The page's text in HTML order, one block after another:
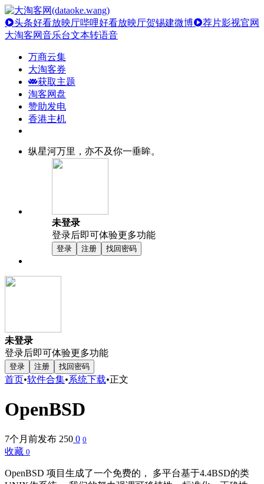
头条好看放映厅哔哩好看放映厅贺锡建微博
荐片影视官网
大淘客网音乐台文本转语音
万商云集
大淘客券
获取主题
淘客网盘
赞助发电
香港主机
纵星河万里，亦不及你一垂眸。
未登录
登录后即可体验更多功能
登录 注册 找回密码
未登录
登录后即可体验更多功能
登录 注册 找回密码
首页•软件合集•系统下载•正文
OpenBSD
7个月前发布 250 0 0
收藏 0
OpenBSD 项目生成了一个免费的， 多平台基于4.4BSD的类